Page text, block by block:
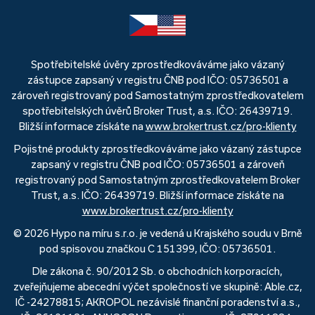
Spotřebitelské úvěry zprostředkováváme jako vázaný
zástupce zapsaný v registru ČNB pod IČO: 05736501 a
zároveň registrovaný pod Samostatným zprostředkovatelem
spotřebitelských úvěrů Broker Trust, a.s. IČO: 26439719.
Bližší informace získáte na www.brokertrust.cz/pro-klienty
Pojistné produkty zprostředkováváme jako vázaný zástupce
zapsaný v registru ČNB pod IČO: 05736501 a zároveň
registrovaný pod Samostatným zprostředkovatelem Broker
Trust, a.s. IČO: 26439719. Bližší informace získáte na
www.brokertrust.cz/pro-klienty
© 2026 Hypo na míru s.r.o. je vedená u Krajského soudu v Brně
pod spisovou značkou C 151399, IČO: 05736501.
Dle zákona č. 90/2012 Sb. o obchodních korporacích,
zveřejňujeme abecední výčet společností ve skupině: Able.cz,
IČ -24278815; AKROPOL nezávislé finanční poradenství a.s.,